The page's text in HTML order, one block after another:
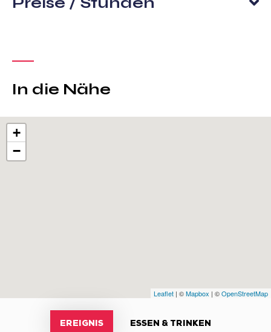
In die Nähe
+
−
Leaflet | ©Mapbox | ©OpenStreetMap
EREIGNIS ESSEN & TRINKEN